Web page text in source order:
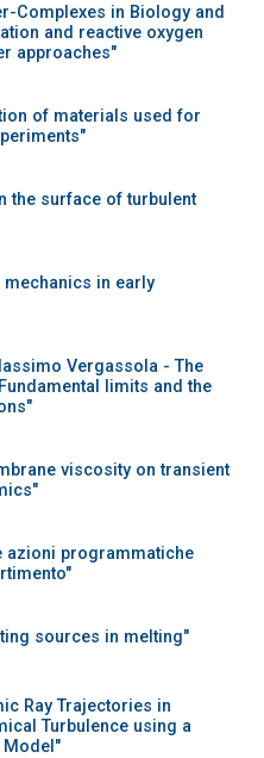
Complexes in Biology and
and reactive oxygen
approaches"
of materials used for
the surface of turbulent
in early
Vergassola - The
limits and the
viscosity on transient
azioni programmatiche
sources in melting"
Ray Trajectories in
Turbulence using a
Model"